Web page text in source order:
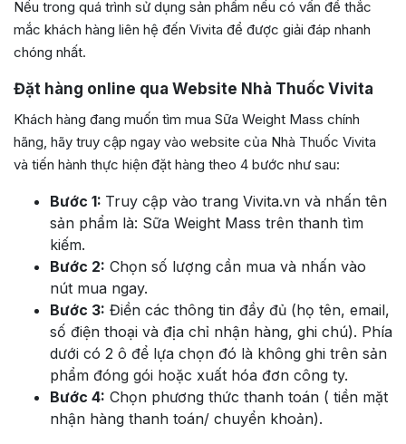
Nếu trong quá trình sử dụng sản phẩm nếu có vấn đề thắc
mắc khách hàng liên hệ đến Vivita để được giải đáp nhanh
chóng nhất.
Đặt hàng online qua Website Nhà Thuốc Vivita
Khách hàng đang muốn tìm mua Sữa Weight Mass chính
hãng, hãy truy cập ngay vào website của Nhà Thuốc Vivita
và tiến hành thực hiện đặt hàng theo 4 bước như sau:
Bước 1: Truy cập vào trang Vivita.vn và nhấn tên
sản phẩm là: Sữa Weight Mass trên thanh tìm
kiếm.
Bước 2: Chọn số lượng cần mua và nhấn vào
nút mua ngay.
Bước 3: Điền các thông tin đầy đủ (họ tên, email,
số điện thoại và địa chỉ nhận hàng, ghi chú). Phía
dưới có 2 ô để lựa chọn đó là không ghi trên sản
phẩm đóng gói hoặc xuất hóa đơn công ty.
Bước 4: Chọn phương thức thanh toán ( tiền mặt
nhận hàng thanh toán/ chuyển khoản).